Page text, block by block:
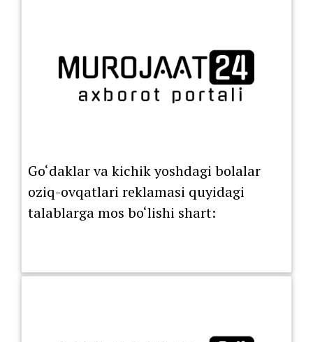
Go‘daklar va kichik yoshdagi bolalar
oziq-ovqatlari reklamasi quyidagi
talablarga mos bo‘lishi shart: